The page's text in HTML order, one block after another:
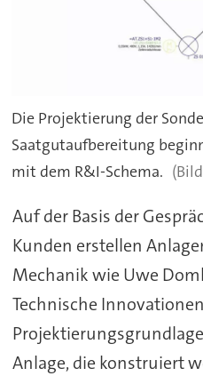
Die Projektierung der
Saatgutaufbereitung
mit dem R&I-Schema.
Auf der Basis der
Kunden erstellen
Mechanik wie Uwe
Technische
Anlage, die konstruiert